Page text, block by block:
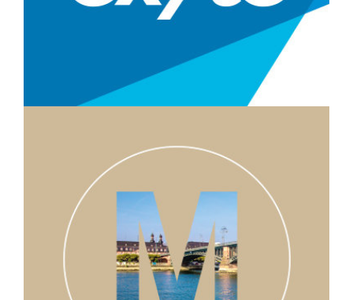
Exyte Group
Im Jahr 1912 mit der patentierten Anlage
für die Absaugung von Holzspänen
gestartet, entwickelte sich Meissner +
Wurst in den 60er Jahren zum Pionier
der Reinraumtechnologie …